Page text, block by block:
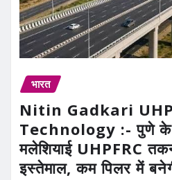
भारत
Nitin Gadkari
Technology :- पुणे के
मलेशियाई UHPFRC
इस्तेमाल, कम पिलर में